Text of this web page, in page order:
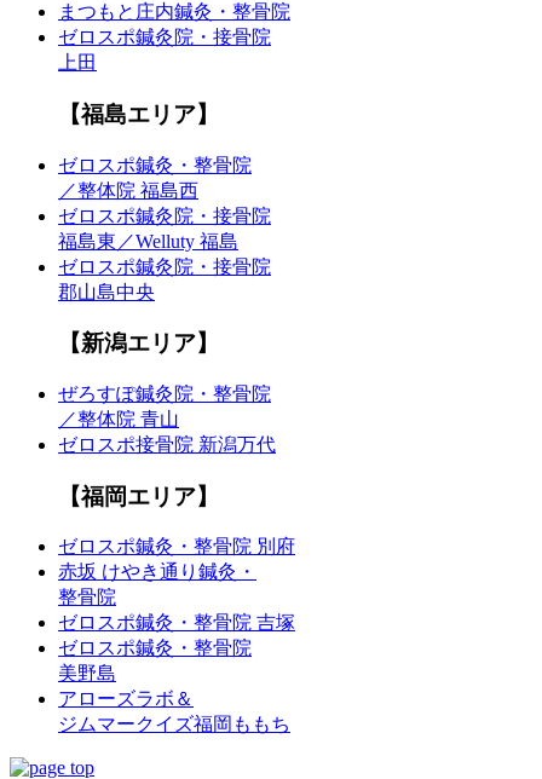
まつもと庄内鍼灸・整骨院
ゼロスポ鍼灸院・接骨院
上田
【福島エリア】
ゼロスポ鍼灸・整骨院
／整体院 福島西
ゼロスポ鍼灸院・接骨院
福島東／Welluty 福島
ゼロスポ鍼灸院・接骨院
郡山島中央
【新潟エリア】
ぜろすぽ鍼灸院・整骨院
／整体院 青山
ゼロスポ接骨院 新潟万代
【福岡エリア】
ゼロスポ鍼灸・整骨院 別府
赤坂 けやき通り鍼灸・
整骨院
ゼロスポ鍼灸・整骨院 吉塚
ゼロスポ鍼灸・整骨院
美野島
アローズラボ＆
ジムマークイズ福岡ももち